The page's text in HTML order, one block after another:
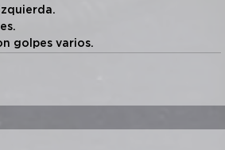
golpes varios.